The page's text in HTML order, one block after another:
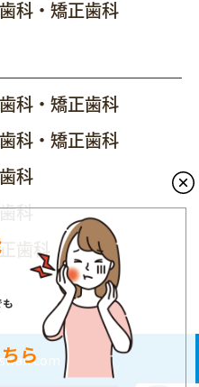
科・矯正歯科
科・矯正歯科
科・矯正歯科
科
科
歯科
ら